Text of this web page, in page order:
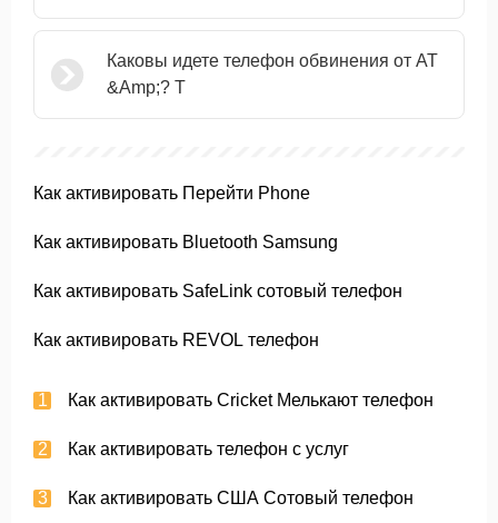
Каковы идете телефон обвинения от AT
&Amp;? T
Как активировать Перейти Phone
Как активировать Bluetooth Samsung
Как активировать SafeLink сотовый телефон
Как активировать REVOL телефон
Как активировать Cricket Мелькают телефон
Как активировать телефон с услуг
Как активировать США Сотовый телефон